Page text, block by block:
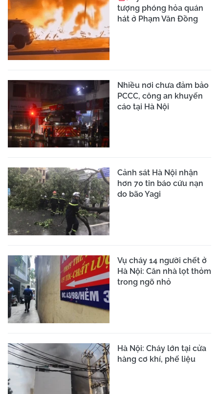
tượng phóng hỏa quán
hát ở Phạm Văn Đồng
Nhiều nơi chưa đảm bảo
PCCC, công an khuyến
cáo tại Hà Nội
Cảnh sát Hà Nội nhận
hơn 70 tin báo cứu nạn
do bão Yagi
Vụ cháy 14 người chết ở
Hà Nội: Căn nhà lọt thỏm
trong ngõ nhỏ
Hà Nội: Cháy lớn tại cửa
hàng cơ khí, phế liệu